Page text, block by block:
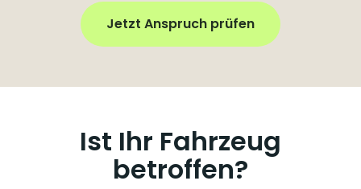
Jetzt Anspruch prüfen
Ist Ihr Fahrzeug
betroffen?